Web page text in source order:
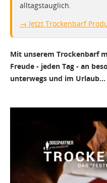
alltagstauglich.
→ Jetzt Trockenbarf
Mit unserem Trockenbarf
Freude - jeden Tag - an
unterwegs und im Urlaub...